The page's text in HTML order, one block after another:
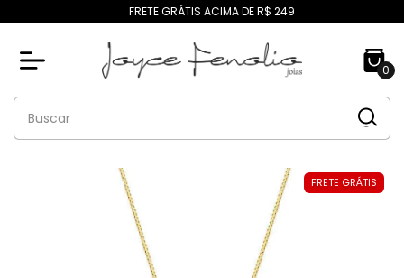
FRETE GRÁTIS ACIMA DE R$ 249
0
FRETE GRÁTIS